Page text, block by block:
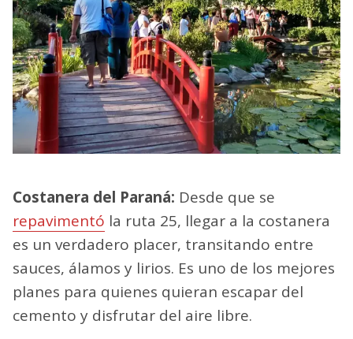
Costanera del Paraná: Desde que se
repavimentó la ruta 25, llegar a la costanera
es un verdadero placer, transitando entre
sauces, álamos y lirios. Es uno de los mejores
planes para quienes quieran escapar del
cemento y disfrutar del aire libre.